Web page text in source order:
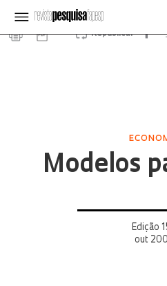
Republicar
Modelos
Edição
out